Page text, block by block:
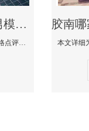
胶南那个KTV酒吧找男模帅哥男妓多-普罗旺斯KTV真实口碑点评
本文详细为你解答普罗旺斯消费价格点评，更多关于那个KTV酒吧找男模帅哥最多免费咨询1333 867 6881微信同步！